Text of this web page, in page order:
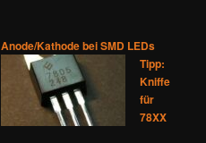
Anode/Kathode bei SMD LEDs
Tipp:
Kniffe
für
78XX